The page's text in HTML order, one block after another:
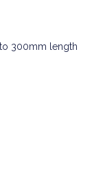
300mm length